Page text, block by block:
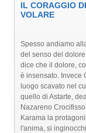
IL CORAGGIO DI
VOLARE
Spesso andiamo
del senso del
dice che il dolore,
è insensato. Invece
luogo scavato nel
quello di Astarte,
Nazareno
Karama la
l'anima, si